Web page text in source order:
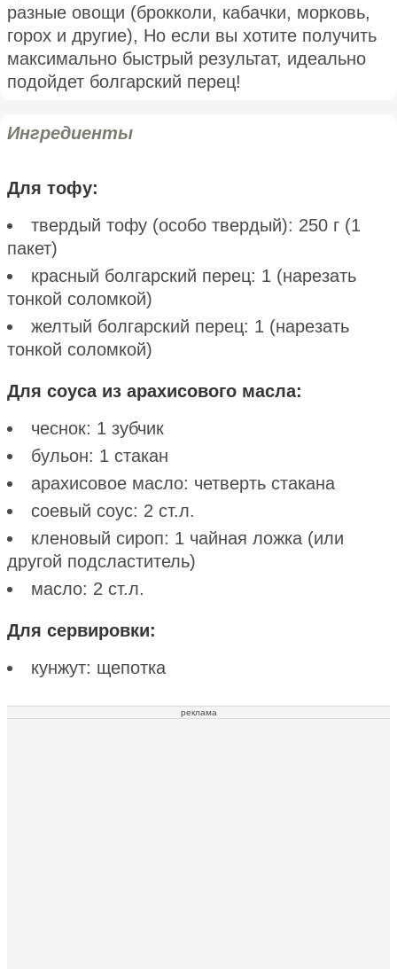
разные овощи (брокколи, кабачки, морковь,
горох и другие), Но если вы хотите получить
максимально быстрый результат, идеально
подойдет болгарский перец!
Ингредиенты
Для тофу:
твердый тофу (особо твердый): 250 г (1
пакет)
красный болгарский перец: 1 (нарезать
тонкой соломкой)
желтый болгарский перец: 1 (нарезать
тонкой соломкой)
Для соуса из арахисового масла:
чеснок: 1 зубчик
бульон: 1 стакан
арахисовое масло: четверть стакана
соевый соус: 2 ст.л.
кленовый сироп: 1 чайная ложка (или
другой подсластитель)
масло: 2 ст.л.
Для сервировки:
кунжут: щепотка
реклама